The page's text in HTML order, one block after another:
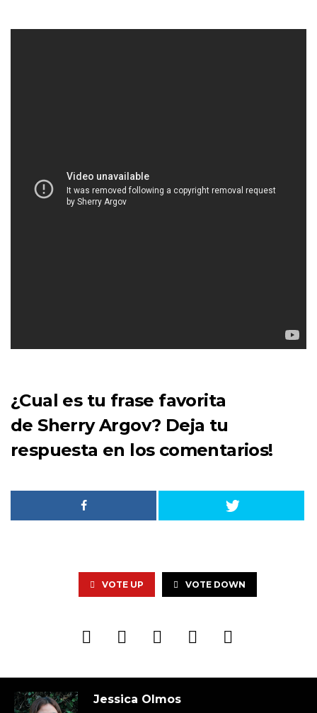
¿Cual es tu frase favorita
deSherry Argov? Deja tu
respuesta en los comentarios!
VOTE UP VOTE DOWN
Jessica Olmos